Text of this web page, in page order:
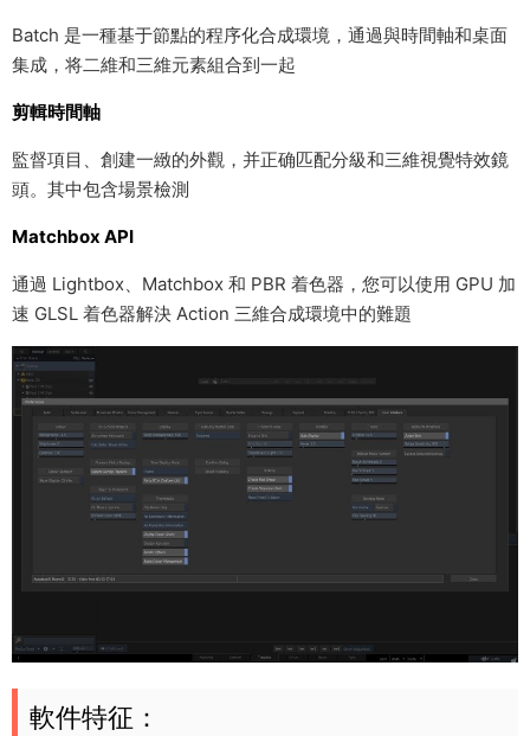
Batch 是一種基于節點的程序化合成環境，通過與時間軸和桌面
集成，将二維和三維元素組合到一起
剪輯時間軸
監督項目、創建一緻的外觀，并正确匹配分級和三維視覺特效鏡
頭。其中包含場景檢測
Matchbox API
通過 Lightbox、Matchbox 和 PBR 着色器，您可以使用 GPU 加
速 GLSL 着色器解決 Action 三維合成環境中的難題
軟件特征：